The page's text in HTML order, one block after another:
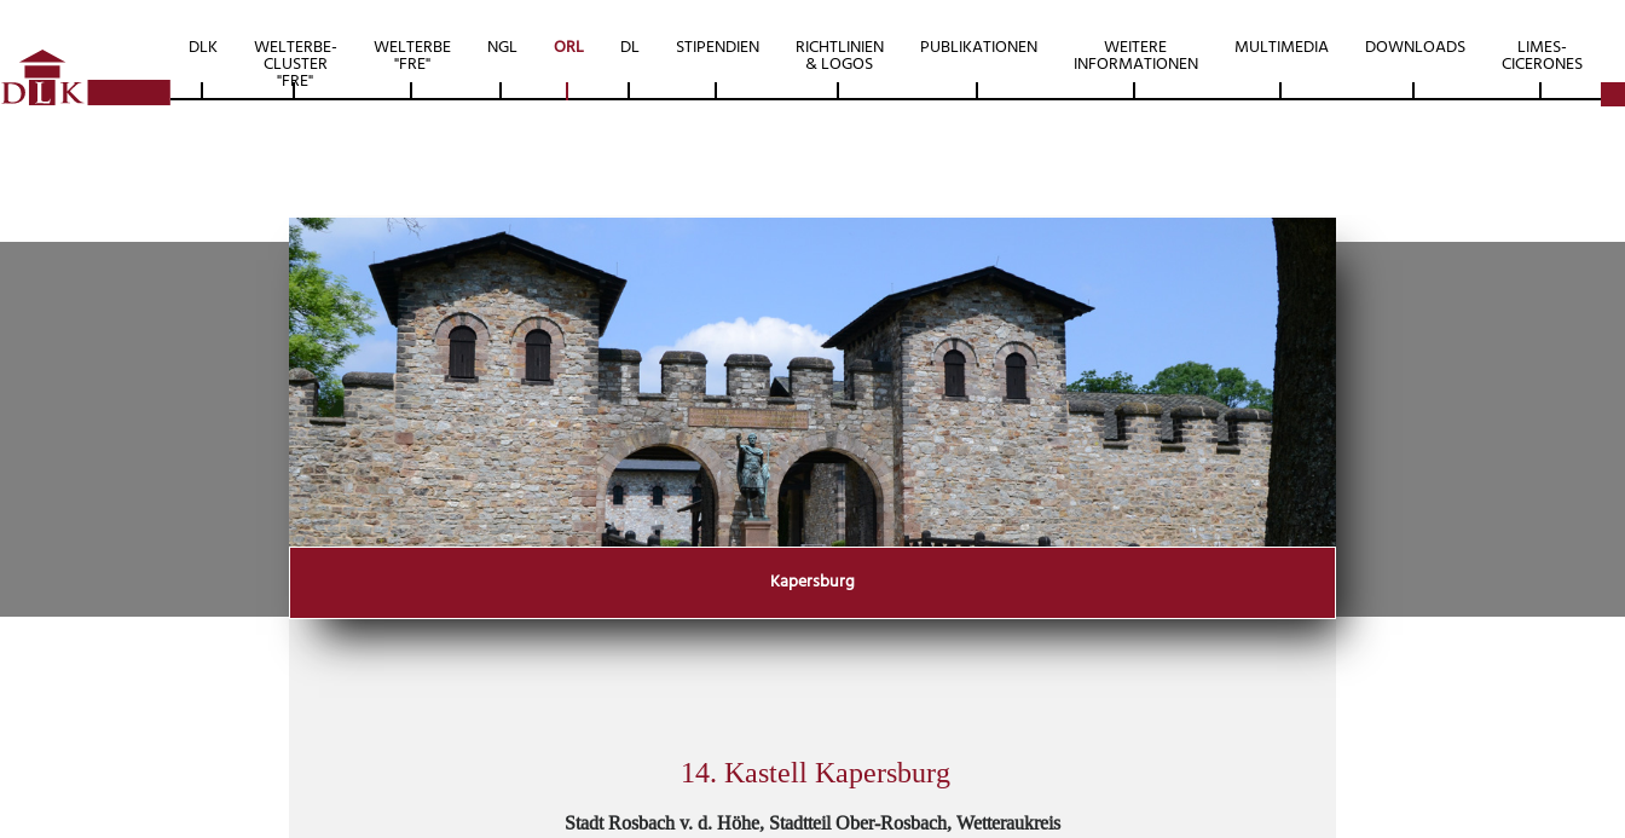
DLK WELTERBE-
CLUSTER
"FRE"
WELTERBE
"FRE"
NGL ORL DL STIPENDIEN RICHTLINIEN
& LOGOS
PUBLIKATIONEN WEITERE
INFORMATIONEN
MULTIMEDIA DOWNLOADS LIMES-
CICERONES
Kapersburg
14. Kastell Kapersburg
Stadt Rosbach v. d. Höhe, Stadtteil Ober-Rosbach, Wetteraukreis